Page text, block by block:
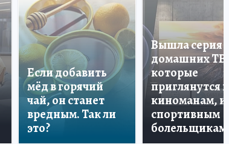
Если добавить
мёд в горячий
чай, он станет
вредным. Так ли
это?
Вышла серия
домашних ТВ,
которые
приглянутся и
киноманам, и
спортивным
болельщикам